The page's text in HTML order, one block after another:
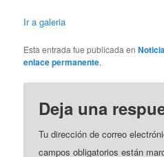
Ir a galeria
Esta entrada fue publicada en
enlace permanente.
Deja una
Tu dirección de correo
campos obligatorios están